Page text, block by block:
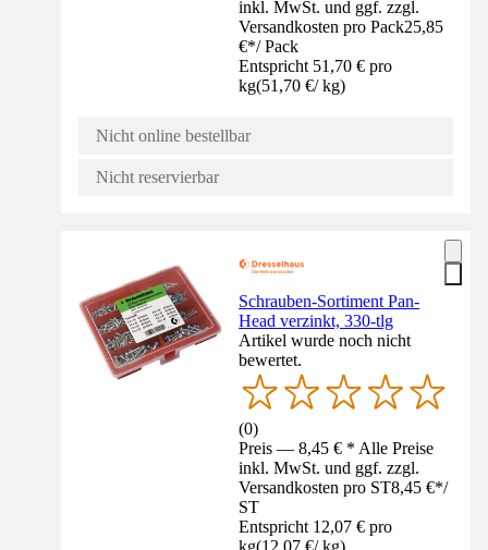
inkl. MwSt. und ggf. zzgl.
Versandkosten pro Pack25,85
€*/ Pack
Entspricht 51,70 € pro
kg(51,70 €/ kg)
Nicht online bestellbar
Nicht reservierbar
Schrauben-Sortiment Pan-
Head verzinkt, 330-tlg
Artikel wurde noch nicht
bewertet.
(0)
Preis — 8,45 € * Alle Preise
inkl. MwSt. und ggf. zzgl.
Versandkosten pro ST8,45 €*/
ST
Entspricht 12,07 € pro
kg(12,07 €/ kg)